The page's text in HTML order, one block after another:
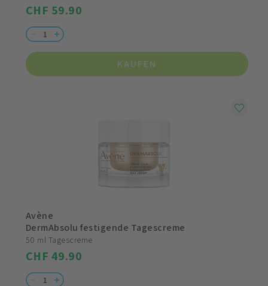
CHF 59.90
KAUFEN
Avène
DermAbsolu festigende Tagescreme
50 ml Tagescreme
CHF 49.90